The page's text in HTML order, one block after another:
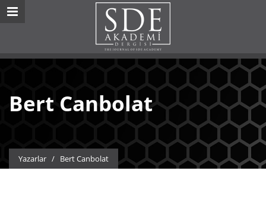
Bert Canbolat
Yazarlar / Bert Canbolat